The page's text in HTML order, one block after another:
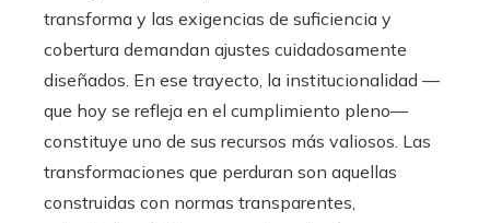
transforma y las exigencias de suficiencia y
cobertura demandan ajustes cuidadosamente
diseñados. En ese trayecto, la institucionalidad —
que hoy se refleja en el cumplimiento pleno—
constituye uno de sus recursos más valiosos. Las
transformaciones que perduran son aquellas
construidas con normas transparentes,